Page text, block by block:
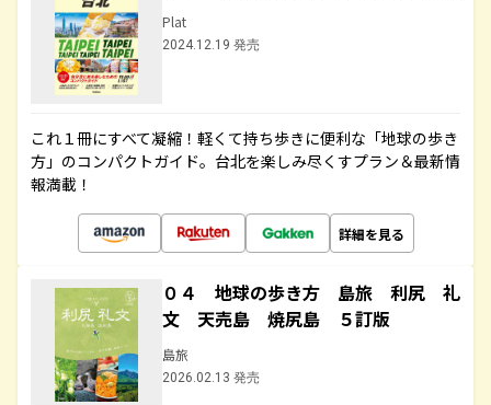
Plat
2024.12.19 発売
これ１冊にすべて凝縮！軽くて持ち歩きに便利な「地球の歩き
方」のコンパクトガイド。台北を楽しみ尽くすプラン＆最新情
報満載！
詳細を見る
０４ 地球の歩き方 島旅 利尻 礼
文 天売島 焼尻島 ５訂版
島旅
2026.02.13 発売